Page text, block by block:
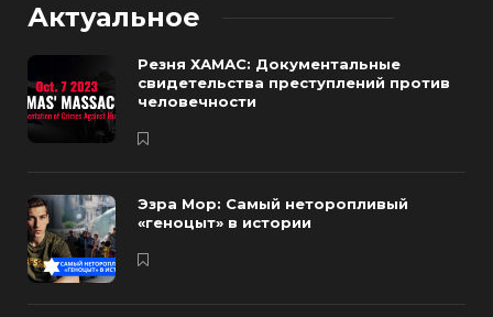
Актуальное
Резня ХАМАС: Документальные
свидетельства преступлений против
человечности
Эзра Мор: Самый неторопливый
«геноцыт» в истории